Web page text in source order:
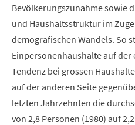
Bevölkerungszunahme sowie
und Haushaltsstruktur im
demografischen Wandels. So
Einpersonenhaushalte auf
Tendenz bei grossen
auf der anderen Seite
letzten Jahrzehnten die
von 2,8 Personen (1980) auf